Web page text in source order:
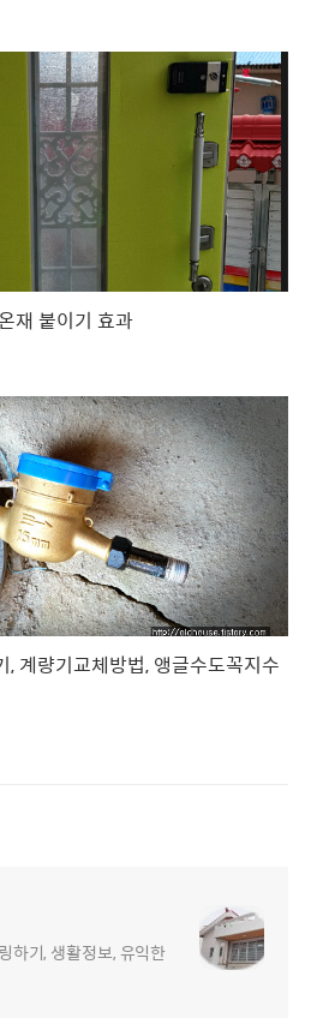
재 붙이기 효과
계량기교체방법, 앵글수도꼭지수
하기, 생활정보, 유익한